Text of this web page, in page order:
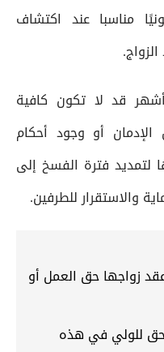
مناسبا عند اكتشاف
قد لا تكون كافية
أو وجود أحكام
لتمديد فترة الفسخ إلى
والاستقرار للطرفين.
زواجها حق العمل أو
حق للولي في هذه